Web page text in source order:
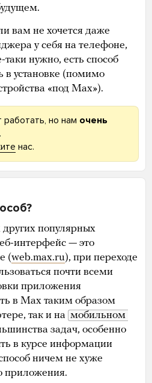
вам не хочется даже
у себя на телефоне,
таки нужно, есть способ
в установке (помимо
«под Max»).
но нам очень
.
нас.
популярных
интерфейс — это
(web.max.ru), при переходе
почти всеми
приложения
в Max таким образом
так и на мобильном
задач, особенно
в курсе информации
ничем не хуже
приложения.